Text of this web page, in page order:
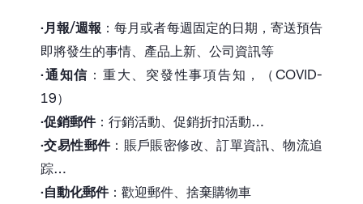
•月報/週報 ：每月或者每週固定的日期，寄送預告
即將發生的事情、產品上新、公司資訊等
•通知信 ：重大、突發性事項告知，（COVID-
19）
•促銷郵件：行銷活動、促銷折扣活動…
•交易性郵件：賬戶賬密修改、訂單資訊、物流追
踪…
•自動化郵件：歡迎郵件、捨棄購物車